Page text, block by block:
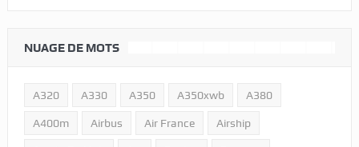
NUAGE DE MOTS
A320 A330 A350 A350xwb A380
A400m Airbus Air France Airship